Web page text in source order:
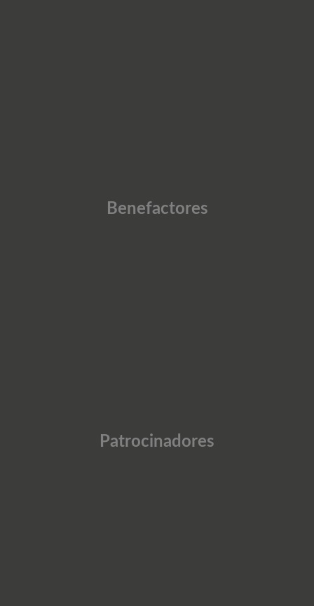
Benefactores
Patrocinadores